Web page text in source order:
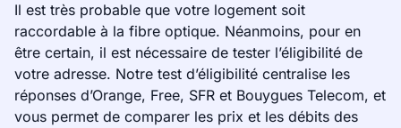
Il est très probable que votre logement soit
raccordable à la fibre optique. Néanmoins, pour en
être certain, il est nécessaire de tester l’éligibilité de
votre adresse. Notre test d’éligibilité centralise les
réponses d’Orange, Free, SFR et Bouygues Telecom, et
vous permet de comparer les prix et les débits des